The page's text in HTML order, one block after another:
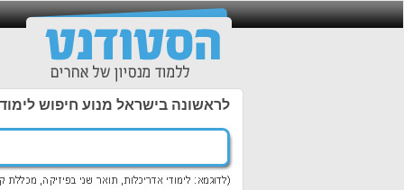
לראשונה בישראל מנוע חיפוש